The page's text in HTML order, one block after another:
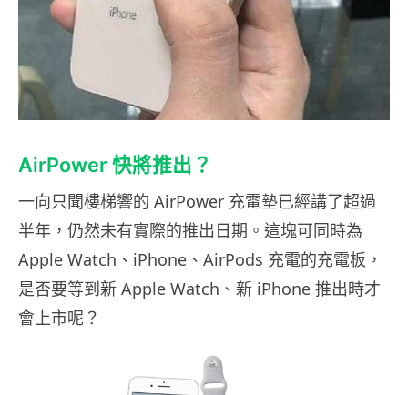
AirPower 快將推出？
一向只聞樓梯響的 AirPower 充電墊已經講了超過
半年，仍然未有實際的推出日期。這塊可同時為
Apple Watch、iPhone、AirPods 充電的充電板，
是否要等到新 Apple Watch、新 iPhone 推出時才
會上市呢？